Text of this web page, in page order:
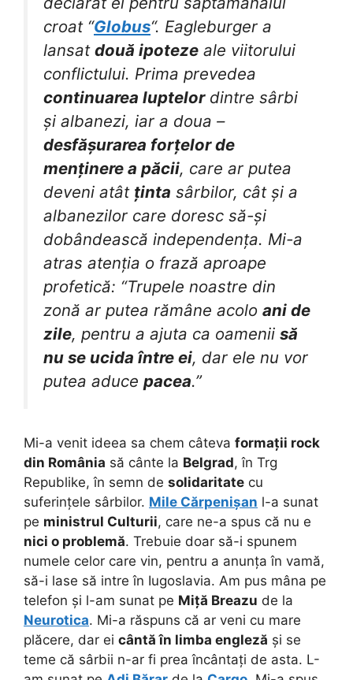
croat “Globus“. Eagleburger a
lansat două ipoteze ale viitorului
conflictului. Prima prevedea
continuarea luptelordintre sârbi
și albanezi, iar a doua –
desfășurarea forțelor de
menținere a păcii, care ar putea
deveni atât ținta sârbilor, cât și a
albanezilor care doresc să-și
dobândească independența. Mi-a
atras atenția o frază aproape
profetică: “Trupele noastre din
zonă ar putea rămâne acolo ani de
zile, pentru a ajuta ca oamenii să
nu se ucida între ei, dar ele nu vor
putea aduce pacea.”
Mi-a venit ideea sa chem câteva formații rock
din România să cânte la Belgrad, în Trg
Republike, în semn de solidaritate cu
suferințele sârbilor. Mile Cărpenișan l-a sunat
pe ministrul Culturii, care ne-a spus că nu e
nici o problemă. Trebuie doar să-i spunem
numele celor care vin, pentru a anunța în vamă,
să-i lase să intre în Iugoslavia. Am pus mâna pe
telefon și l-am sunat pe Miță Breazu de la
Neurotica. Mi-a răspuns că ar veni cu mare
plăcere, dar ei cântă în limba engleză și se
teme că sârbii n-ar fi prea încântați de asta. L-